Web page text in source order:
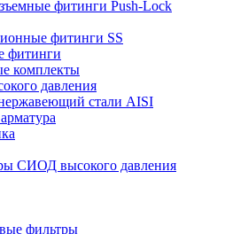
фитинги Push-Lock
фитинги SS
фитинги
комплекты
давления
стали AISI
СИОД высокого давления
фильтры